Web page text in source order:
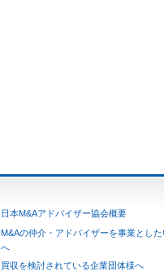
日本M&Aアドバイザー協会概要
M&Aの仲介・アドバイザーを事業とし
へ
買収を検討されている企業団体様へ